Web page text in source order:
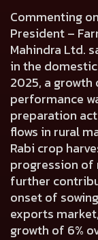
Commenting
President –
Mahindra Ltd.
in the
2025, a growth
performance
preparation
flows in rural
Rabi crop
progression of
further
onset of
exports
growth of 6%